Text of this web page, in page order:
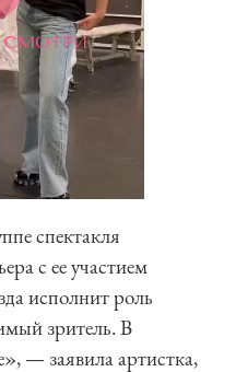
спектакля
с ее участием
исполнит роль
зритель. В
— заявила артистка,